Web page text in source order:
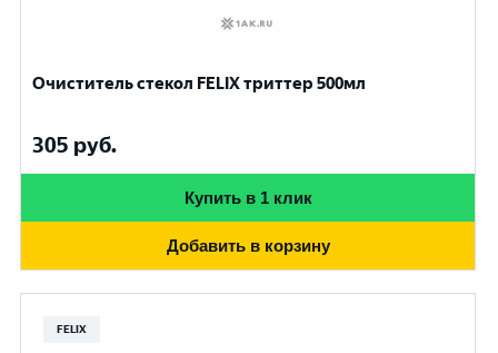
Очиститель стекол FELIX триттер 500мл
305 руб.
Купить в 1 клик
Добавить в корзину
FELIX